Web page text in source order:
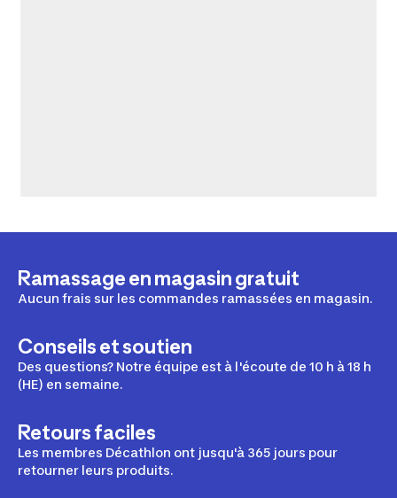
Ramassage en magasin gratuit
Aucun frais sur les commandes ramassées en magasin.
Conseils et soutien
Des questions? Notre équipe est à l'écoute de 10 h à 18 h
(HE) en semaine.
Retours faciles
Les membres Décathlon ont jusqu'à 365 jours pour
retourner leurs produits.